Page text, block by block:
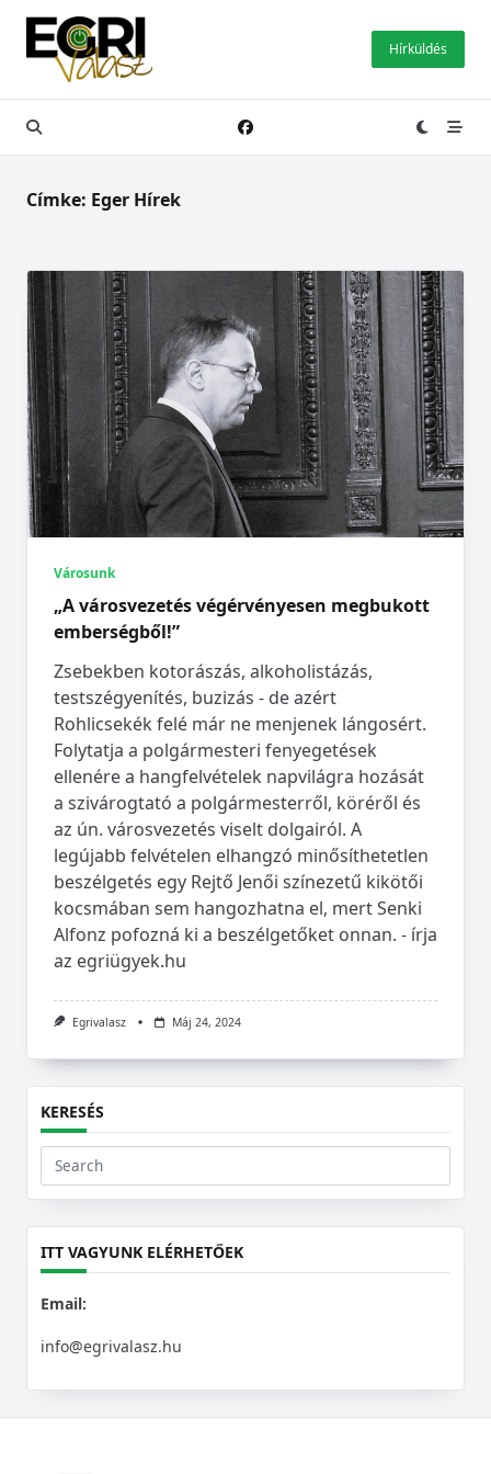
Skip
content
Hírküldés
Címke: Eger Hírek
Városunk
„A városvezetés végérvényesen megbukott
emberségből!”
Zsebekben kotorászás, alkoholistázás,
testszégyenítés, buzizás - de azért
Rohlicsekék felé már ne menjenek lángosért.
Folytatja a polgármesteri fenyegetések
ellenére a hangfelvételek napvilágra hozását
a szivárogtató a polgármesterről, köréről és
az ún. városvezetés viselt dolgairól. A
legújabb felvételen elhangzó minősíthetetlen
beszélgetés egy Rejtő Jenői színezetű kikötői
kocsmában sem hangozhatna el, mert Senki
Alfonz pofozná ki a beszélgetőket onnan. - írja
az egriügyek.hu
Egrivalasz Máj 24, 2024
KERESÉS
Search
for:
ITT VAGYUNK ELÉRHETŐEK
Email:
info@egrivalasz.hu